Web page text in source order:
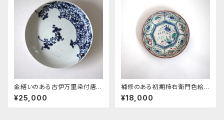
金繕いのある古伊万里染付唐草
文皿 d20.8cm Kintusgi Re
paired Imari Blue and Whit
¥25,000
補修のある初期柿右衛門色絵
芙蓉手水禽文小皿 d14.0cm
Repaired Kakiemon Kraak
¥18,000